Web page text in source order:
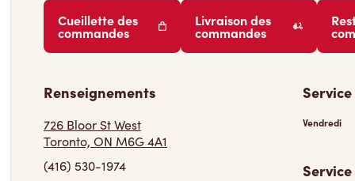
Cueillette des
commandes
Livraison des
commandes
Renseignements
726 Bloor St West
Toronto, ON M6G 4A1
(416) 530-1974
Vendredi